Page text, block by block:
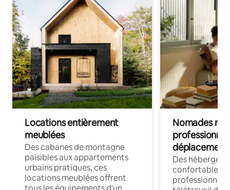
Locations entièrement
meublées
Des cabanes de montagne
paisibles aux appartements
urbains pratiques, ces
locations meublées offrent
Nomades
déplacement
Des
confortables
professionnels